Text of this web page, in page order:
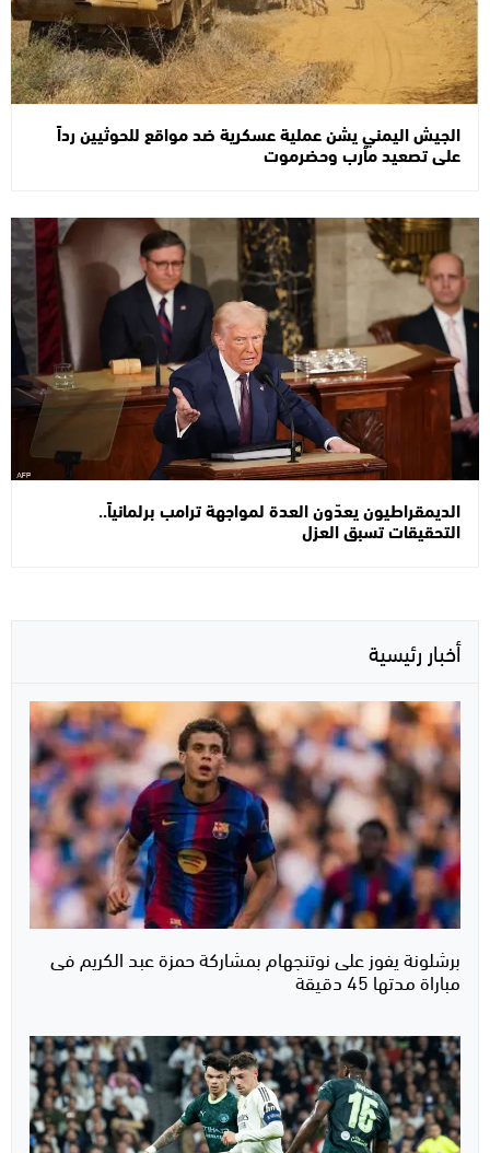
الجيش اليمني يشن عملية عسكرية ضد مواقع للحوثيين رداً
على تصعيد مأرب وحضرموت
الديمقراطيون يعدّون العدة لمواجهة ترامب برلمانياً..
التحقيقات تسبق العزل
أخبار رئيسية
برشلونة يفوز على نوتنجهام بمشاركة حمزة عبد الكريم فى
مباراة مدتها 45 دقيقة